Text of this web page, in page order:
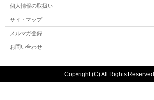
個人情報の取扱い
サイトマップ
メルマガ登録
お問い合わせ
Copyright (C) All Rights Reserved.